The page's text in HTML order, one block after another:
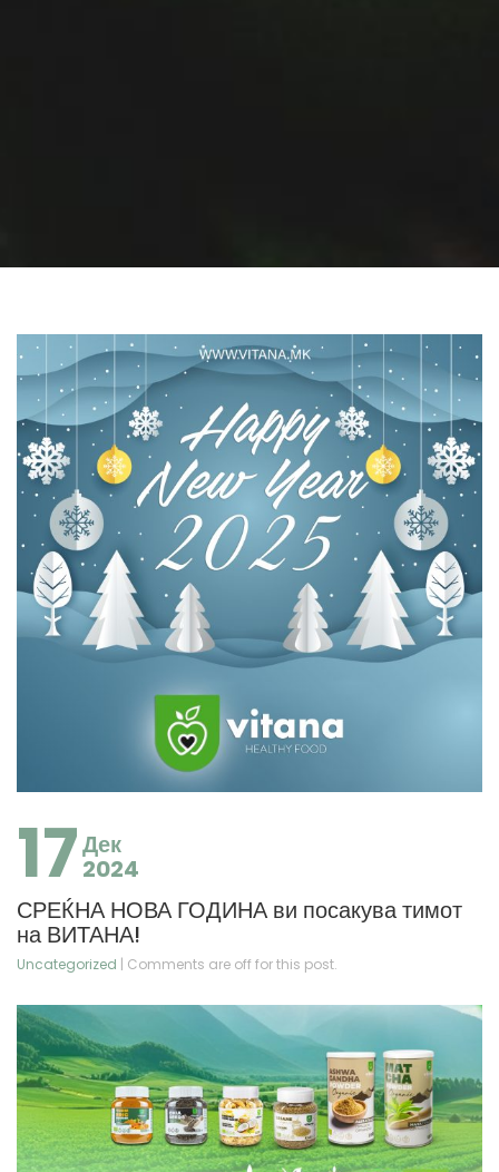
17Дек
2024
СРЕЌНА НОВА ГОДИНА ви посакува тимот
на ВИТАНА!
Uncategorized | Comments are off for this post.